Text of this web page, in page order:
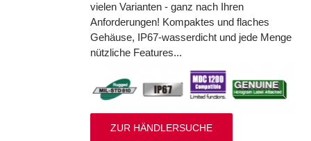
vielen Varianten - ganz nach Ihren
Anforderungen! Kompaktes und flaches
Gehäuse, IP67-wasserdicht und jede Menge
nützliche Features...
ZUR HÄNDLERSUCHE